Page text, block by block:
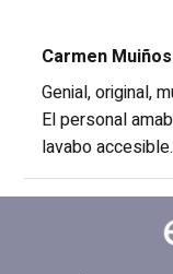
Carmen Muiños
Genial, original,
El personal
lavabo accesible.